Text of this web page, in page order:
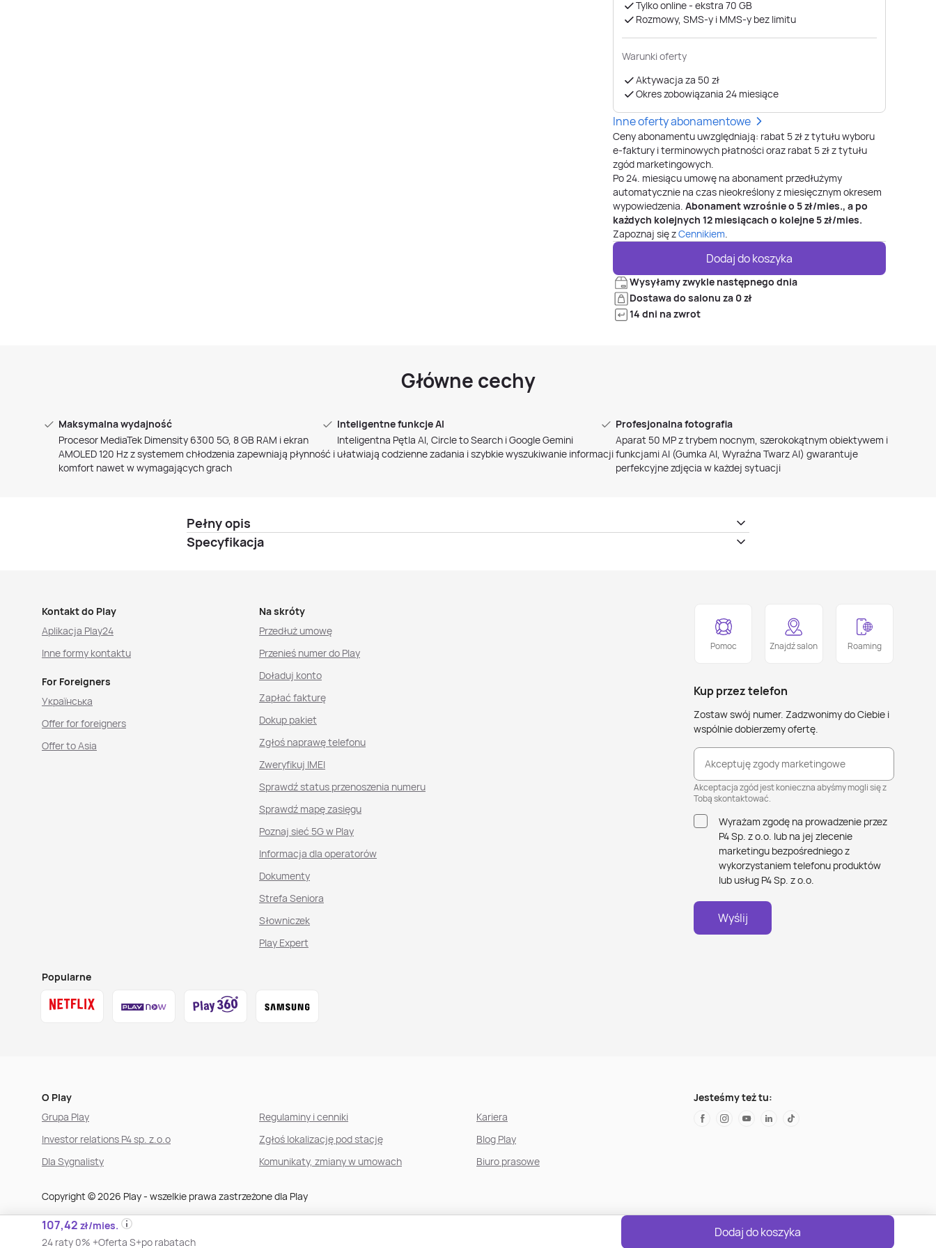
Tylko online - ekstra 70 GB
Rozmowy, SMS-y i MMS-y bez limitu
Warunki oferty
Aktywacja za 50 zł
Okres zobowiązania 24 miesiące
Inne oferty abonamentowe
Ceny abonamentu uwzględniają: rabat 5 zł z tytułu wyboru
e-faktury i terminowych płatności oraz rabat 5 zł z tytułu
zgód marketingowych.
Po24. miesiącu umowę na abonament przedłużymy
automatycznie na czas nieokreślony z miesięcznym okresem
wypowiedzenia. Abonament wzrośnie o 5zł/mies., a po
każdych kolejnych 12 miesiącach o kolejne5zł/mies.
Zapoznaj się zCennikiem.
Dodaj do koszyka
107,42 zł/mies.
24 raty 0% +Oferta S+po rabatach
Dodaj do koszyka
Wysyłamy zwykle następnego dnia
Dostawa do salonu za 0 zł
14 dni na zwrot
Główne cechy
Maksymalna wydajność
Procesor MediaTek Dimensity 6300 5G, 8 GB RAM i ekran
AMOLED 120 Hz z systemem chłodzenia zapewniają płynność i
komfort nawet w wymagających grach
Inteligentne funkcje AI
Inteligentna Pętla AI, Circle to Search i Google Gemini
ułatwiają codzienne zadania i szybkie wyszukiwanie informacji
Profesjonalna fotografia
Aparat 50 MP z trybem nocnym, szerokokątnym obiektywem i
funkcjami AI (Gumka AI, Wyraźna Twarz AI) gwarantuje
perfekcyjne zdjęcia w każdej sytuacji
Pełny opis
Specyfikacja
Kontakt do Play
Aplikacja Play24
Inne formy kontaktu
For Foreigners
Українська
Offer for foreigners
Offer to Asia
Na skróty
Przedłuż umowę
Przenieś numer do Play
Doładuj konto
Zapłać fakturę
Dokup pakiet
Zgłoś naprawę telefonu
Zweryfikuj IMEI
Sprawdź status przenoszenia numeru
Sprawdź mapę zasięgu
Poznaj sieć 5G w Play
Informacja dla operatorów
Dokumenty
Strefa Seniora
Słowniczek
Play Expert
Popularne
Pomoc Znajdź salon Roaming
Kup przez telefon
Zostaw swój numer. Zadzwonimy do Ciebie i
wspólnie dobierzemy ofertę.
Akceptuję zgody marketingowe
Akceptacja zgód jest konieczna abyśmy mogli się z
Tobą skontaktować.
Wyrażam zgodę na prowadzenie przez
P4 Sp. z o.o. lub na jej zlecenie
marketingu bezpośredniego z
wykorzystaniem telefonu produktów
lub usług P4 Sp. z o.o.
Wyślij
O Play
Grupa Play
Investor relations P4 sp. z.o.o
Dla Sygnalisty
Regulaminy i cenniki
Zgłoś lokalizację pod stację
Komunikaty, zmiany w umowach
Kariera
Blog Play
Biuro prasowe
Jesteśmy też tu:
Copyright © 2026 Play - wszelkie prawa zastrzeżone dla Play
Polityka prywatności i cookies